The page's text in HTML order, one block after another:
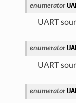
enumerator
UART
enumerator
UART
enumerator